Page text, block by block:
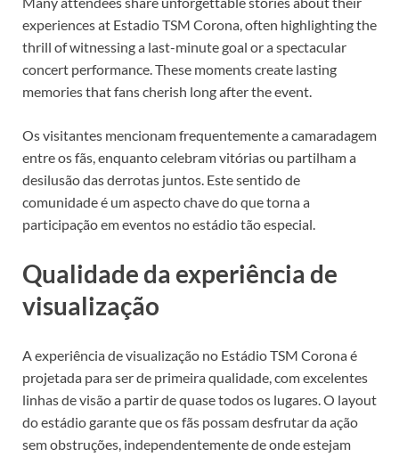
experiences at Estadio TSM Corona, often highlighting the
thrill of witnessing a last-minute goal or a spectacular
concert performance. These moments create lasting
memories that fans cherish long after the event.
Os visitantes mencionam frequentemente a camaradagem
entre os fãs, enquanto celebram vitórias ou partilham a
desilusão das derrotas juntos. Este sentido de
comunidade é um aspecto chave do que torna a
participação em eventos no estádio tão especial.
Qualidade da experiência de
visualização
A experiência de visualização no Estádio TSM Corona é
projetada para ser de primeira qualidade, com excelentes
linhas de visão a partir de quase todos os lugares. O layout
do estádio garante que os fãs possam desfrutar da ação
sem obstruções, independentemente de onde estejam